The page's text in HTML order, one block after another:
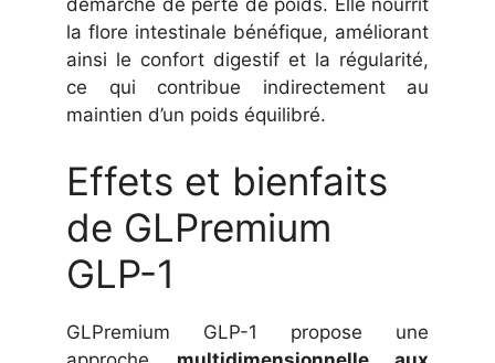
démarche de perte de poids. Elle nourrit
la flore intestinale bénéfique, améliorant
ainsi le confort digestif et la régularité,
ce qui contribue indirectement au
maintien d’un poids équilibré.
Effets et bienfaits
de GLPremium
GLP-1
GLPremium GLP-1 propose une